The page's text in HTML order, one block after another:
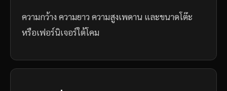
ความกว้าง ความยาว ความสูงเพดาน และขนาดโต๊ะ
หรือเฟอร์นิเจอร์ใต้โคม